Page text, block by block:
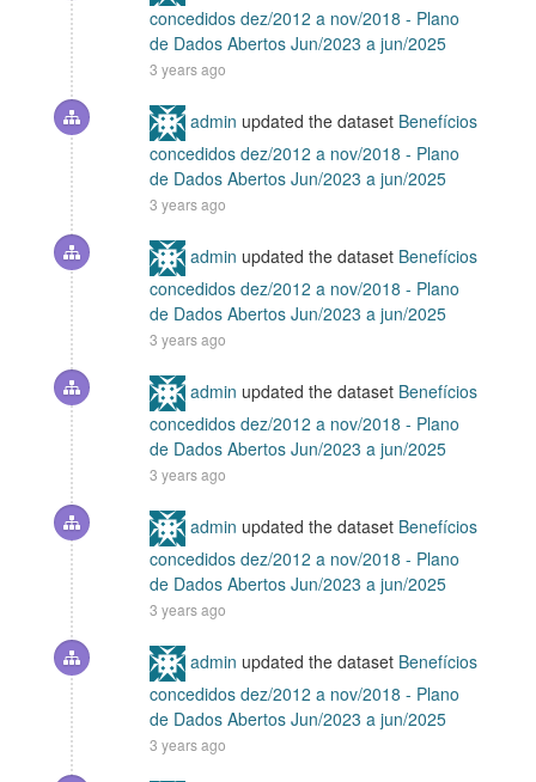
concedidos dez/2012 a nov/2018 - Plano
de Dados Abertos Jun/2023 a jun/2025
3 years ago
admin updated the dataset Benefícios
concedidos dez/2012 a nov/2018 - Plano
de Dados Abertos Jun/2023 a jun/2025
3 years ago
admin updated the dataset Benefícios
concedidos dez/2012 a nov/2018 - Plano
de Dados Abertos Jun/2023 a jun/2025
3 years ago
admin updated the dataset Benefícios
concedidos dez/2012 a nov/2018 - Plano
de Dados Abertos Jun/2023 a jun/2025
3 years ago
admin updated the dataset Benefícios
concedidos dez/2012 a nov/2018 - Plano
de Dados Abertos Jun/2023 a jun/2025
3 years ago
admin updated the dataset Benefícios
concedidos dez/2012 a nov/2018 - Plano
de Dados Abertos Jun/2023 a jun/2025
3 years ago